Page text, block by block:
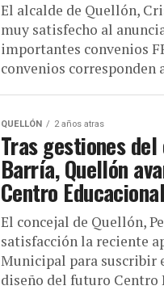
El alcalde de Quellón,
muy satisfecho al
importantes convenios
convenios corresponden
QUELLÓN 2 años atras
Tras gestiones
Barría, Quellón
Centro
El concejal de Quellón,
satisfacción la reciente
Municipal para suscribir
diseño del futuro Centro